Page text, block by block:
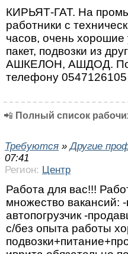
КИРЬЯТ-ГАТ. На
работники с
часов, очень
пакет, подвозки из
АШКЕЛОН, АШДОД.
телефону
📲 Полный список
Требуются »Другие
07:41
Регион: Центр
Работа для вас!!!
множество вакансий:
автопогрузчик -
с/без опыта работы